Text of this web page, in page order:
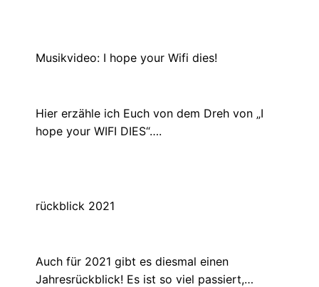
Musikvideo: I hope your Wifi dies!
Hier erzähle ich Euch von dem Dreh von „I
hope your WIFI DIES“….
rückblick 2021
Auch für 2021 gibt es diesmal einen
Jahresrückblick! Es ist so viel passiert,…